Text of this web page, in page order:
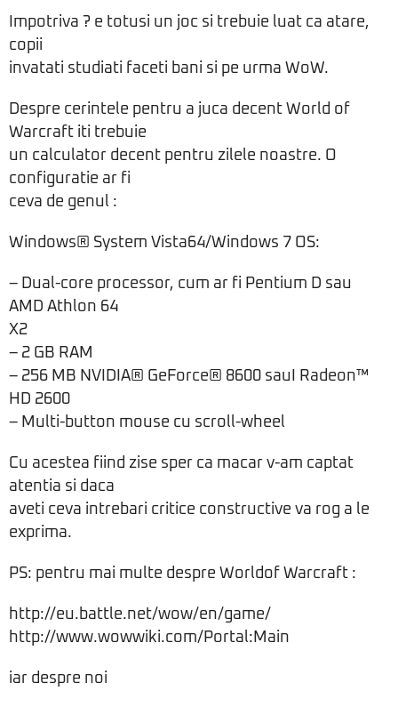
Impotriva ? e totusi un joc si trebuie luat ca atare,
copii
invatati studiati faceti bani si pe urma WoW.
Despre cerintele pentru a juca decent World of
Warcraft iti trebuie
un calculator decent pentru zilele noastre. O
configuratie ar fi
ceva de genul :
Windows® System Vista64/Windows 7 OS:
– Dual-core processor, cum ar fi Pentium D sau
AMD Athlon 64
X2
– 2 GB RAM
– 256 MB NVIDIA® GeForce® 8600 sauI Radeon™
HD 2600
– Multi-button mouse cu scroll-wheel
Cu acestea fiind zise sper ca macar v-am captat
atentia si daca
aveti ceva intrebari critice constructive va rog a le
exprima.
PS: pentru mai multe despre Worldof Warcraft :
http://eu.battle.net/wow/en/game/
http://www.wowwiki.com/Portal:Main
iar despre noi